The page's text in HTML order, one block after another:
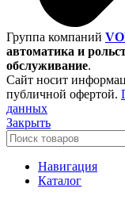
Группа компаний
автоматика и
обслуживание.
Сайт носит
публичной офертой.
данных
Закрыть
Навигация
Каталог